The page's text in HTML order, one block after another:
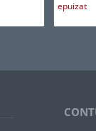
epuizat